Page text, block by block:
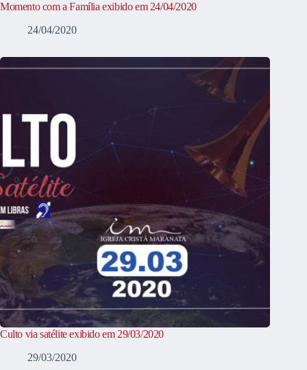
Momento com a Família exibido em 24/04/2020
24/04/2020
Culto via satélite exibido em 29/03/2020
29/03/2020